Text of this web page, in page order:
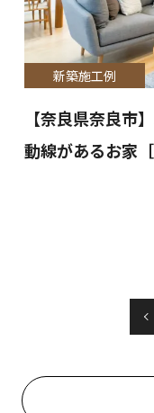
新築施工例
【奈良県奈良市
動線があるお家［